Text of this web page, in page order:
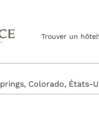
Région et
Trouver un hôtel